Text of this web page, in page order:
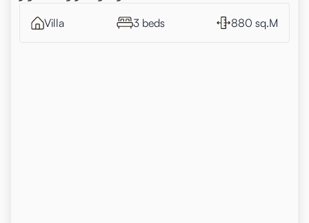
Villa 3 beds 880 sq.M